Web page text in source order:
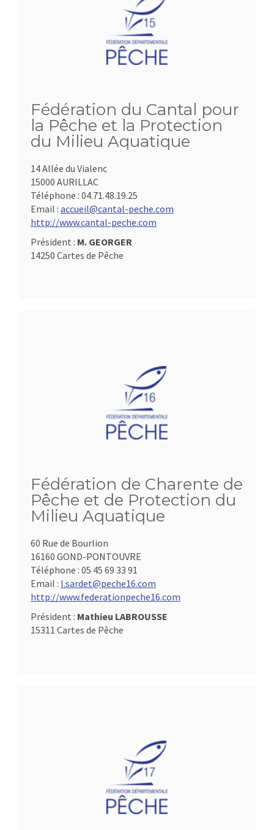
Fédération du Cantal pour
la Pêche et la Protection
du Milieu Aquatique
14 Allée du Vialenc
15000 AURILLAC
Téléphone : 04.71.48.19.25
Email : accueil@cantal-peche.com
http://www.cantal-peche.com
Président : M. GEORGER
14250 Cartes de Pêche
Fédération de Charente de
Pêche et de Protection du
Milieu Aquatique
60 Rue de Bourlion
16160 GOND-PONTOUVRE
Téléphone : 05 45 69 33 91
Email : l.sardet@peche16.com
http://www.federationpeche16.com
Président : Mathieu LABROUSSE
15311 Cartes de Pêche